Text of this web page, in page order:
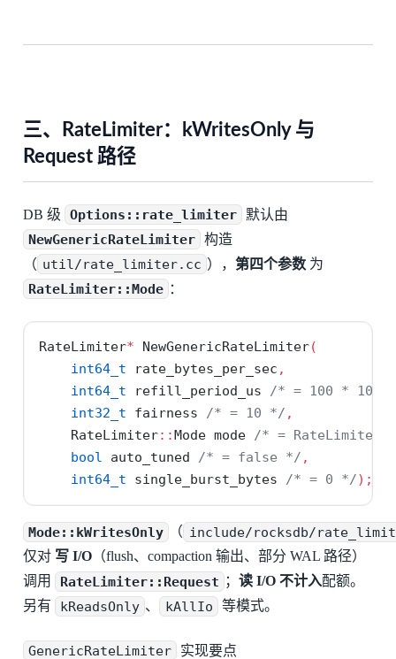
三、RateLimiter：kWritesOnly 与
Request 路径
DB 级 Options::rate_limiter 默认由
NewGenericRateLimiter 构造
（ util/rate_limiter.cc ），第四个参数 为
RateLimiter::Mode ：
RateLimiter* NewGenericRateLimiter(
int64_t rate_bytes_per_sec ,
int64_t refill_period_us /* = 100 *
int32_t fairness /* = 10 */ ,
    RateLimiter
::Mode mode /* =
bool auto_tuned /* = false */ ,
int64_t single_burst_bytes /* = 0 */);
Mode::kWritesOnly （ include/rocksdb/
仅对 写 I/O（flush、compaction 输出、部分 WAL 路径）
调用
RateLimiter::Request ；读 I/O 不计入配额。
另有
kReadsOnly 、 kAllIo 等模式。
GenericRateLimiter
实现要点